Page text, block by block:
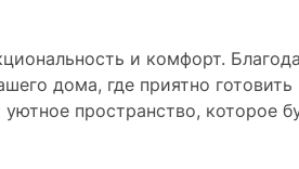
и комфорт.
дома, где приятно готовить
пространство, которое